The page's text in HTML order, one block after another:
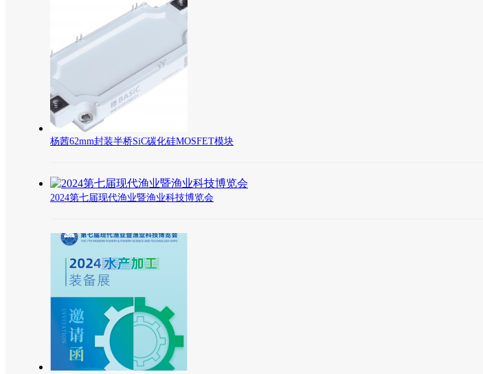
杨茜62mm封装半桥SiC碳化硅MOSFET模块
2024第七届现代渔业暨渔业科技博览会